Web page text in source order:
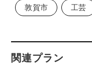
敦賀市 工芸
関連プラン